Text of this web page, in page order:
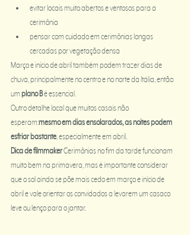
evitar locais muito abertos e ventosos para a
cerimônia
pensar com cuidado em cerimônias longas
cercadas por vegetação densa
Março e início de abril também podem trazer dias de
chuva, principalmente no centro e no norte da Itália, então
um plano B é essencial.
Outro detalhe local que muitos casais não
esperam:mesmo em dias ensolarados, as noites podem
esfriar bastante, especialmente em abril.
Dica de filmmaker Cerimônias no fim da tarde funcionam
muito bem na primavera, mas é importante considerar
que o sol ainda se põe mais cedo em março e início de
abril e vale orientar os convidados a levarem um casaco
leve ou lenço para o jantar.